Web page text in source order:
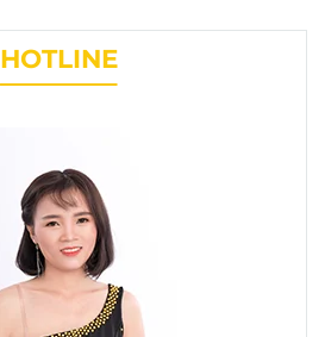
HOTLINE